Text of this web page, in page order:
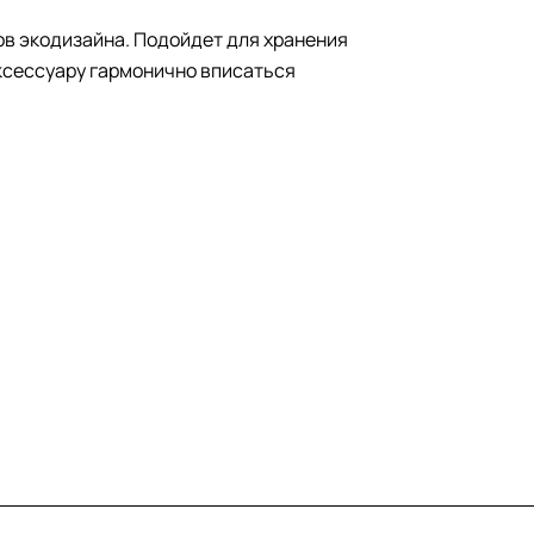
экодизайна. Подойдет для хранения
гармонично вписаться